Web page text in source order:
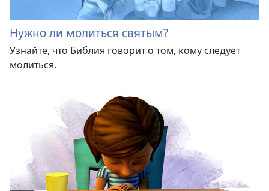
Нужно ли молиться святым?
Узнайте, что Библия говорит о том, кому следует
молиться.